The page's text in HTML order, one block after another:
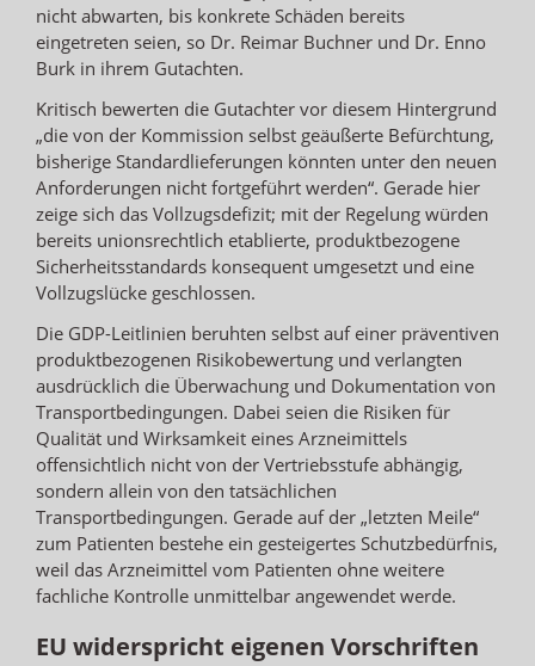
nicht abwarten, bis konkrete Schäden bereits
eingetreten seien, so Dr. Reimar Buchner und Dr. Enno
Burk in ihrem Gutachten.
Kritisch bewerten die Gutachter vor diesem Hintergrund
„die von der Kommission selbst geäußerte Befürchtung,
bisherige Standardlieferungen könnten unter den neuen
Anforderungen nicht fortgeführt werden“. Gerade hier
zeige sich das Vollzugsdefizit; mit der Regelung würden
bereits unionsrechtlich etablierte, produktbezogene
Sicherheitsstandards konsequent umgesetzt und eine
Vollzugslücke geschlossen.
Die GDP-Leitlinien beruhten selbst auf einer präventiven
produktbezogenen Risikobewertung und verlangten
ausdrücklich die Überwachung und Dokumentation von
Transportbedingungen. Dabei seien die Risiken für
Qualität und Wirksamkeit eines Arzneimittels
offensichtlich nicht von der Vertriebsstufe abhängig,
sondern allein von den tatsächlichen
Transportbedingungen. Gerade auf der „letzten Meile“
zum Patienten bestehe ein gesteigertes Schutzbedürfnis,
weil das Arzneimittel vom Patienten ohne weitere
fachliche Kontrolle unmittelbar angewendet werde.
EU widerspricht eigenen Vorschriften